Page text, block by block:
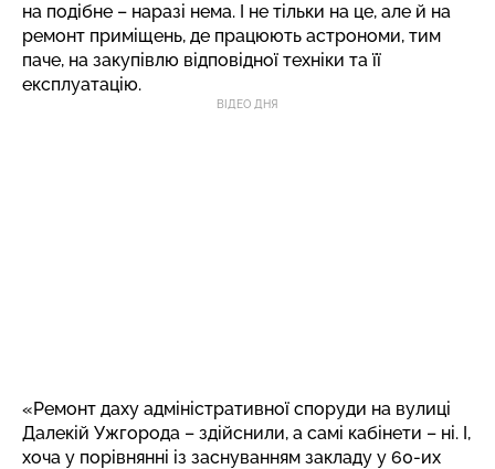
на подібне – наразі нема. І не тільки на це, але й на
ремонт приміщень, де працюють астрономи, тим
паче, на закупівлю відповідної техніки та її
експлуатацію.
ВІДЕО ДНЯ
«Ремонт даху адміністративної споруди на вулиці
Далекій Ужгорода – здійснили, а самі кабінети – ні. І,
хоча у порівнянні із заснуванням закладу у 60-их